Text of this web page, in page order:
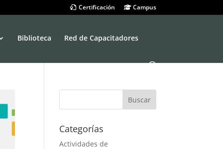
Certificación Campus
Biblioteca Red de Capacitadores
Categorías
Actividades de